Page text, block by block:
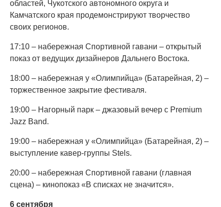
областей, Чукотского автономного округа и
Камчатского края продемонстрируют творчество
своих регионов.
17:10 – набережная Спортивной гавани – открытый
показ от ведущих дизайнеров Дальнего Востока.
18:00 – набережная у «Олимпийца» (Батарейная, 2) –
торжественное закрытие фестиваля.
19:00 – Нагорный парк – джазовый вечер с Premium
Jazz Band.
19:00 – набережная у «Олимпийца» (Батарейная, 2) –
выступление кавер-группы Stels.
20:00 – набережная Спортивной гавани (главная
сцена) – кинопоказ «В списках не значится».
6 сентября